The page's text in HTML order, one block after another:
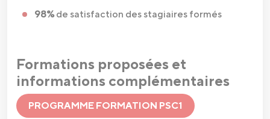
98%de satisfaction des stagiaires formés
Formations proposées et
informations complémentaires
PROGRAMME FORMATION PSC1